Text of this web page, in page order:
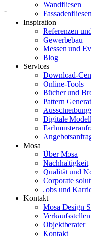
-
Wandfliesen
Fassadenfliesen
Inspiration
Referenzen
Gewerbebau
Messen und
Blog
Services
Download-
Online-Tools
Bücher und
Pattern
Digitale
Mosa
Über Mosa
Nachhaltigkeit
Qualität und
Corporate
Jobs und
Kontakt
Mosa Design
Verkaufsstellen
Objektberater
Kontakt